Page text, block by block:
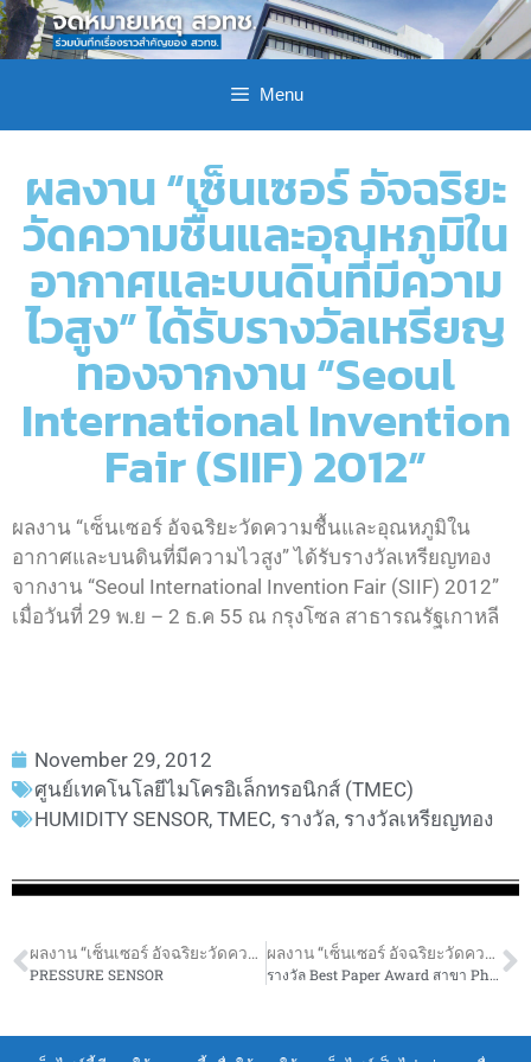
Menu
ผลงาน “เซ็นเซอร์ อัจฉริยะ
วัดความชื้นและอุณหภูมิใน
อากาศและบนดินที่มีความ
ไวสูง” ได้รับรางวัลเหรียญ
ทองจากงาน “Seoul
International Invention
Fair (SIIF) 2012”
ผลงาน “เซ็นเซอร์ อัจฉริยะวัดความชื้นและอุณหภูมิใน
อากาศและบนดินที่มีความไวสูง” ได้รับรางวัลเหรียญทอง
จากงาน “Seoul International Invention Fair (SIIF) 2012”
เมื่อวันที่ 29 พ.ย – 2 ธ.ค 55 ณ กรุงโซล สาธารณรัฐเกาหลี
November 29, 2012
ศูนย์เทคโนโลยีไมโครอิเล็กทรอนิกส์ (TMEC)
HUMIDITY SENSOR, TMEC, รางวัล, รางวัลเหรียญทอง
ผลงาน “เซ็นเซอร์ อัจฉริยะวัดความชื้นและอุณหภูมิในอากาศและบนดินที่มีความไวสูง” ได้รับรางวัลเหรียญทองจากงาน “SEOUL INTERNATIONAL INVENTION FAIR (SIIF) 2012”
PRESSURE SENSOR
ผลงาน “เซ็นเซอร์ อัจฉริยะวัดความชื้นและอุณหภูมิในอากาศและบนดินที่มีความไวสูง” ได้รับรางวัลเหรียญทองจากงาน “SEOUL INTERNATIONAL INVENTION FAIR (SIIF) 2012”
รางวัล Best Paper Award สาขา Photonics ในงาน The 35th Electrical Engineering Conference (EECON-35)